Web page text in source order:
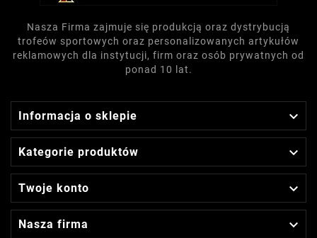
Nasza Firma zajmuje się produkcją oraz dystrybucją
trofeów sportowych oraz personalizowanych artykułów
reklamowych dla instytucji, firm oraz osób prywatnych od
ponad 10 lat.
Informacja o sklepie 
Kategorie produktów 
Twoje konto 
Nasza firma 